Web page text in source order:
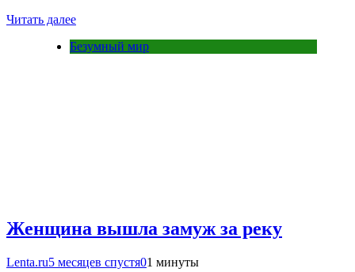
Читать далее
Безумный мир
Женщина вышла замуж за реку
Lenta.ru5 месяцев спустя01 минуты